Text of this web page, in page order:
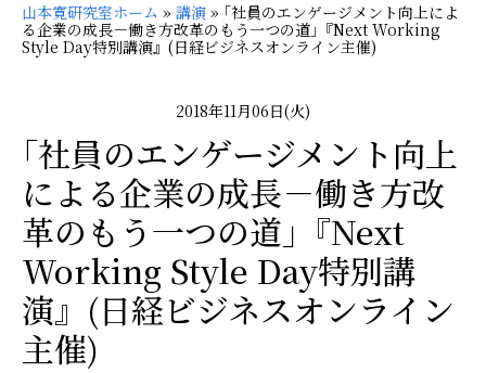
山本寛研究室ホーム » 講演 » ｢社員のエンゲージメント向上によ
る企業の成長－働き方改革のもう一つの道｣『Next Working
Style Day特別講演』(日経ビジネスオンライン主催)
2018年11月06日(火)
｢社員のエンゲージメント向上
による企業の成長－働き方改
革のもう一つの道｣『Next
Working Style Day特別講
演』(日経ビジネスオンライン
主催)